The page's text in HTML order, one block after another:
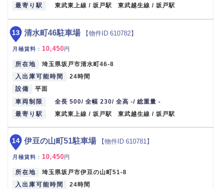
最寄り駅
東武東上線 / 坂戸駅 東武越生線 / 坂戸駅
清水町46駐車場 【物件ID 610782】
月極賃料 ： 10,450円
所在地
埼玉県坂戸市清水町46-8
入出庫可能時間
24時間
設備
平面
車両制限
全長 500/ 全幅 230/ 全高 -/ 総重量 -
最寄り駅
東武東上線 / 坂戸駅 東武越生線 / 坂戸駅
13
伊豆の山町51駐車場 【物件ID 610781】
月極賃料 ： 10,450円
所在地
埼玉県坂戸市伊豆の山町51-8
入出庫可能時間
24時間
14